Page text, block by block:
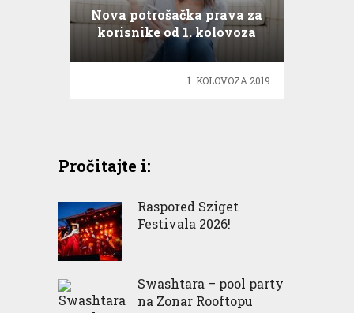
Nova potrošačka prava za
korisnike od 1. kolovoza
2019.
1. KOLOVOZA 2019.
Pročitajte i:
Raspored Sziget
Festivala 2026!
Swashtara – pool party
na Zonar Rooftopu